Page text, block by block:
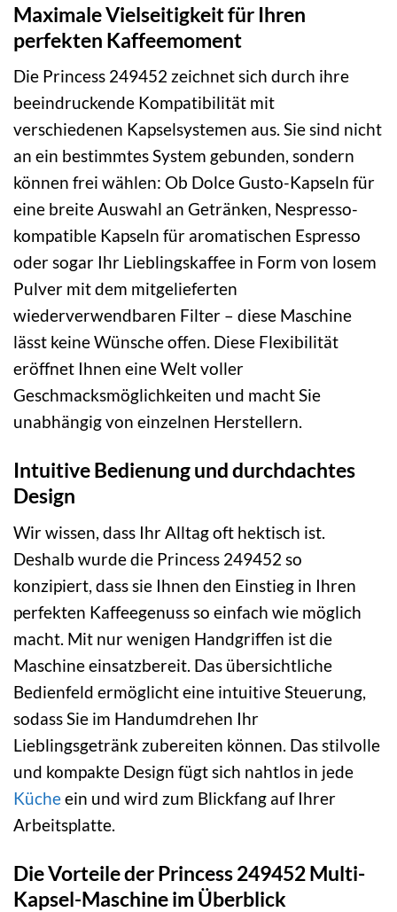
Maximale Vielseitigkeit für Ihren
perfekten Kaffeemoment
Die Princess 249452 zeichnet sich durch ihre
beeindruckende Kompatibilität mit
verschiedenen Kapselsystemen aus. Sie sind nicht
an ein bestimmtes System gebunden, sondern
können frei wählen: Ob Dolce Gusto-Kapseln für
eine breite Auswahl an Getränken, Nespresso-
kompatible Kapseln für aromatischen Espresso
oder sogar Ihr Lieblingskaffee in Form von losem
Pulver mit dem mitgelieferten
wiederverwendbaren Filter – diese Maschine
lässt keine Wünsche offen. Diese Flexibilität
eröffnet Ihnen eine Welt voller
Geschmacksmöglichkeiten und macht Sie
unabhängig von einzelnen Herstellern.
Intuitive Bedienung und durchdachtes
Design
Wir wissen, dass Ihr Alltag oft hektisch ist.
Deshalb wurde die Princess 249452 so
konzipiert, dass sie Ihnen den Einstieg in Ihren
perfekten Kaffeegenuss so einfach wie möglich
macht. Mit nur wenigen Handgriffen ist die
Maschine einsatzbereit. Das übersichtliche
Bedienfeld ermöglicht eine intuitive Steuerung,
sodass Sie im Handumdrehen Ihr
Lieblingsgetränk zubereiten können. Das stilvolle
und kompakte Design fügt sich nahtlos in jede
Kücheein und wird zum Blickfang auf Ihrer
Arbeitsplatte.
Die Vorteile der Princess 249452 Multi-
Kapsel-Maschine im Überblick